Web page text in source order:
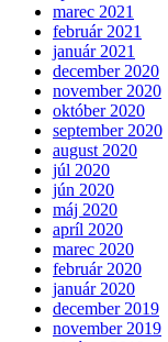
marec 2021
február 2021
január 2021
december 2020
november 2020
október 2020
september 2020
august 2020
júl 2020
jún 2020
máj 2020
apríl 2020
marec 2020
február 2020
január 2020
december 2019
november 2019